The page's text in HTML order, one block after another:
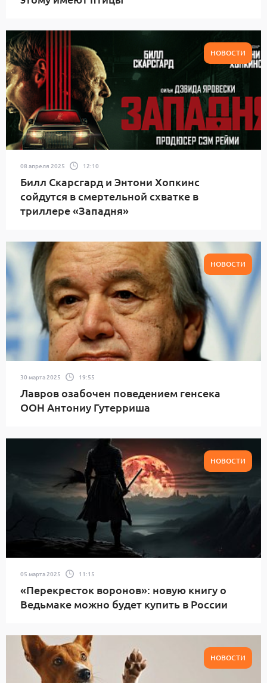
НОВОСТИ
08 апреля 2025 12:10
Билл Скарсгард и Энтони Хопкинс
сойдутся в смертельной схватке в
триллере «Западня»
НОВОСТИ
30 марта 2025 19:55
Лавров озабочен поведением генсека
ООН Антониу Гутерриша
НОВОСТИ
05 марта 2025 11:15
«Перекресток воронов»: новую книгу о
Ведьмаке можно будет купить в России
НОВОСТИ